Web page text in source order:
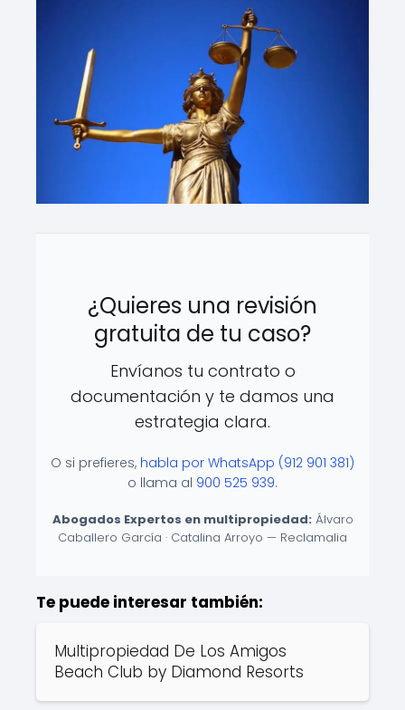
¿Quieres una revisión
gratuita de tu caso?
Envíanos tu contrato o
documentación y te damos una
estrategia clara.
O si prefieres, habla por WhatsApp (912 901 381)
o llama al 900 525 939.
Abogados Expertos en multipropiedad: Álvaro
Caballero García · Catalina Arroyo — Reclamalia
Te puede interesar también:
Multipropiedad De Los Amigos
Beach Club by Diamond Resorts